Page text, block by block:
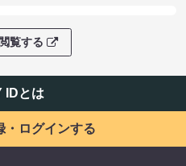
覧する
IDとは
・ログインする